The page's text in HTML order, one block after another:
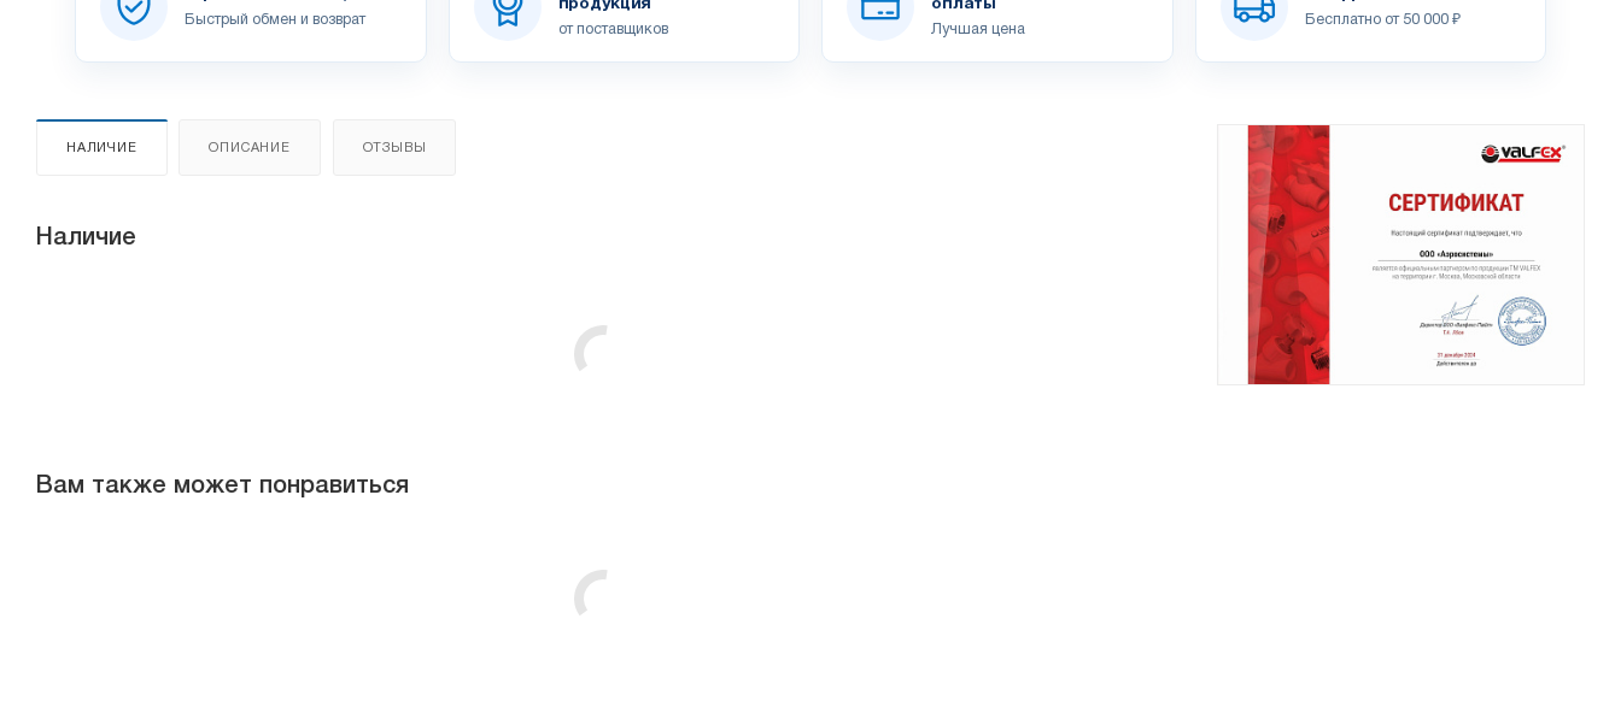
Быстрый обмен и возврат
продукция
от поставщиков
оплаты
Лучшая цена
Бесплатно от 50 000 ₽
НАЛИЧИЕ ОПИСАНИЕ ОТЗЫВЫ
Наличие
Вам также может понравиться